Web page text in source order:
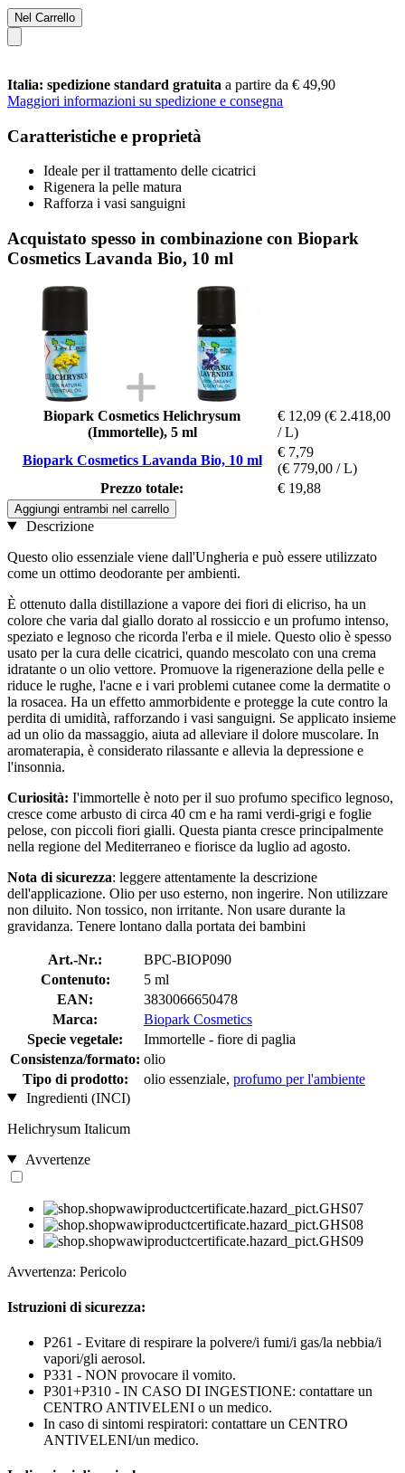
Nel Carrello
Italia: spedizione standard gratuita a partire da € 49,90
Maggiori informazioni su spedizione e consegna
Caratteristiche e proprietà
Ideale per il trattamento delle cicatrici
Rigenera la pelle matura
Rafforza i vasi sanguigni
Acquistato spesso in combinazione con Biopark
Cosmetics Lavanda Bio, 10 ml
Biopark Cosmetics Helichrysum
(Immortelle), 5 ml
€ 12,09 (€ 2.418,00
/ L)
Biopark Cosmetics Lavanda Bio, 10 ml
€ 7,79
(€ 779,00 / L)
Prezzo totale:
€ 19,88
Aggiungi entrambi nel carrello
Descrizione
Questo olio essenziale viene dall'Ungheria e può essere utilizzato
come un ottimo deodorante per ambienti.
È ottenuto dalla distillazione a vapore dei fiori di elicriso, ha un
colore che varia dal giallo dorato al rossiccio e un profumo intenso,
speziato e legnoso che ricorda l'erba e il miele. Questo olio è spesso
usato per la cura delle cicatrici, quando mescolato con una crema
idratante o un olio vettore. Promuove la rigenerazione della pelle e
riduce le rughe, l'acne e i vari problemi cutanee come la dermatite o
la rosacea. Ha un effetto ammorbidente e protegge la cute contro la
perdita di umidità, rafforzando i vasi sanguigni. Se applicato insieme
ad un olio da massaggio, aiuta ad alleviare il dolore muscolare. In
aromaterapia, è considerato rilassante e allevia la depressione e
l'insonnia.
Curiosità: I'immortelle è noto per il suo profumo specifico legnoso,
cresce come arbusto di circa 40 cm e ha rami verdi-grigi e foglie
pelose, con piccoli fiori gialli. Questa pianta cresce principalmente
nella regione del Mediterraneo e fiorisce da luglio ad agosto.
Nota di sicurezza: leggere attentamente la descrizione
dell'applicazione. Olio per uso esterno, non ingerire. Non utilizzare
non diluito. Non tossico, non irritante. Non usare durante la
gravidanza. Tenere lontano dalla portata dei bambini
Art.-Nr.:
BPC-BIOP090
Contenuto:
5 ml
EAN:
3830066650478
Marca:
Biopark Cosmetics
Specie vegetale:
Immortelle - fiore di paglia
Consistenza/formato: olio
Tipo di prodotto:
olio essenziale, profumo per l'ambiente
Ingredienti (INCI)
Helichrysum Italicum
Avvertenze
Avvertenza: Pericolo
Istruzioni di sicurezza:
P261 - Evitare di respirare la polvere/i fumi/i gas/la nebbia/i
vapori/gli aerosol.
P331 - NON provocare il vomito.
P301+P310 - IN CASO DI INGESTIONE: contattare un
CENTRO ANTIVELENI o un medico.
In caso di sintomi respiratori: contattare un CENTRO
ANTIVELENI/un medico.